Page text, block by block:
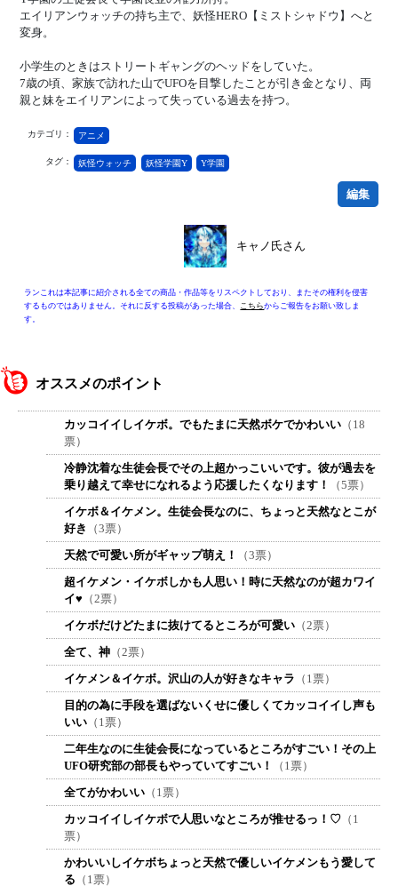
エイリアンウォッチの持ち主で、妖怪HERO【ミストシャドウ】へと
変身。
小学生のときはストリートギャングのヘッドをしていた。
7歳の頃、家族で訪れた山でUFOを目撃したことが引き金となり、両
親と妹をエイリアンによって失っている過去を持つ。
カテゴリ： アニメ
タグ： 妖怪ウォッチ 妖怪学園Y Y学園
編集
キャノ氏さん
ランこれは本記事に紹介される全ての商品・作品等をリスペクトしており、またその権利を侵害
するものではありません。それに反する投稿があった場合、 こちらからご報告をお願い致しま
す。
オススメのポイント
カッコイイしイケボ。でもたまに天然ボケでかわいい （18
票）
冷静沈着な生徒会長でその上超かっこいいです。彼が過去を
乗り越えて幸せになれるよう応援したくなります！
（5票）
イケボ＆イケメン。生徒会長なのに、ちょっと天然なとこが
好き
（3票）
天然で可愛い所がギャップ萌え！
（3票）
超イケメン・イケボしかも人思い！時に天然なのが超カワイ
イ♥ （2票）
イケボだけどたまに抜けてるところが可愛い （2票）
全て、神 （2票）
イケメン＆イケボ。沢山の人が好きなキャラ （1票）
目的の為に手段を選ばないくせに優しくてカッコイイし声も
いい （1票）
二年生なのに生徒会長になっているところがすごい！その上
UFO研究部の部長もやっていてすごい！
（1票）
全てがかわいい （1票）
カッコイイしイケボで人思いなところが推せるっ！♡ （1
票）
かわいいしイケボちょっと天然で優しいイケメンもう愛して
る （1票）